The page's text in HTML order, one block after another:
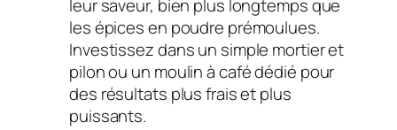
leur saveur, bien plus longtemps que
les épices en poudre prémoulues.
Investissez dans un simple mortier et
pilon ou un moulin à café dédié pour
des résultats plus frais et plus
puissants.